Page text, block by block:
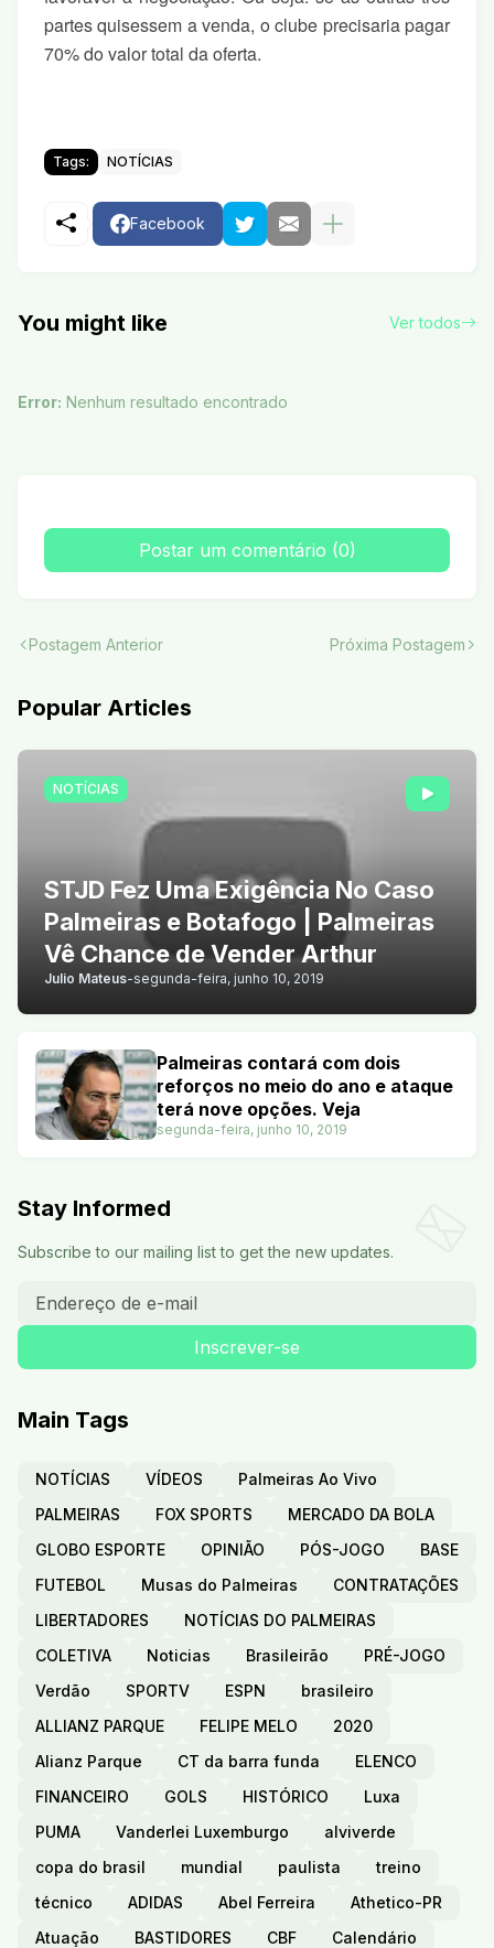
partes quisessem a venda, o clube precisaria pagar
70% do valor total da oferta.
Tags: NOTÍCIAS
Facebook
You might like Ver todos
Error: Nenhum resultado encontrado
Postar um comentário (0)
Postagem Anterior Próxima Postagem
Popular Articles
NOTÍCIAS
STJD Fez Uma Exigência No Caso
Palmeiras e Botafogo | Palmeiras
Vê Chance de Vender Arthur
Julio Mateus-segunda-feira, junho 10, 2019
Palmeiras contará com dois
reforços no meio do ano e ataque
terá nove opções. Veja
segunda-feira, junho 10, 2019
Stay Informed
Subscribe to our mailing list to get the new updates.
Main Tags
NOTÍCIAS VÍDEOS
Palmeiras Ao Vivo
PALMEIRAS
FOX SPORTS
MERCADO DA BOLA
GLOBO ESPORTE
OPINIÃO PÓS-JOGO
BASE
FUTEBOL
Musas do Palmeiras
CONTRATAÇÕES
LIBERTADORES
NOTÍCIAS DO PALMEIRAS
COLETIVA
Noticias Brasileirão
PRÉ-JOGO
Verdão
SPORTV ESPN
brasileiro
ALLIANZ PARQUE
FELIPE MELO
2020
Alianz Parque
CT da barra funda
ELENCO
FINANCEIRO
GOLS HISTÓRICO
Luxa
PUMA
Vanderlei Luxemburgo
alviverde
copa do brasil
mundial paulista
treino
técnico
ADIDAS Abel Ferreira
Athetico-PR
Atuação
BASTIDORES CBF
Calendário